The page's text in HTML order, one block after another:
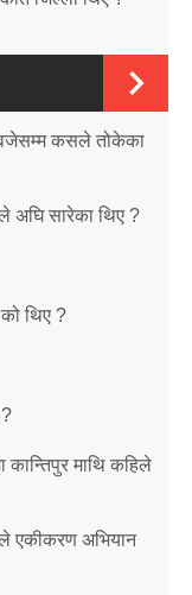
वजेसम्म कसले तोकेका
अघि सारेका थिए ?
को थिए ?
?
कान्तिपुर माथि कहिले
एकीकरण अभियान